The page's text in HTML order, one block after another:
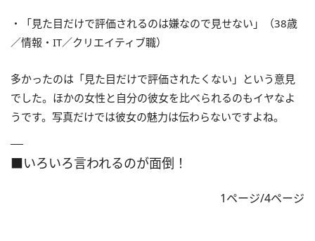
・「見た目だけで評価されるのは嫌なので見せない」（38歳
／情報・IT／クリエイティブ職）
多かったのは「見た目だけで評価されたくない」という意見
でした。ほかの女性と自分の彼女を比べられるのもイヤなよ
うです。写真だけでは彼女の魅力は伝わらないですよね。
■いろいろ言われるのが面倒！
1ページ/4ページ